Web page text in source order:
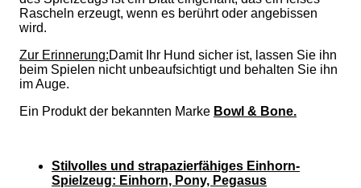
Rascheln erzeugt, wenn es berührt oder angebissen
wird.
Zur Erinnerung:Damit Ihr Hund sicher ist, lassen Sie ihn
beim Spielen nicht unbeaufsichtigt und behalten Sie ihn
im Auge.
Ein Produkt der bekannten Marke Bowl & Bone.
Stilvolles und strapazierfähiges Einhorn-
Spielzeug: Einhorn, Pony, Pegasus